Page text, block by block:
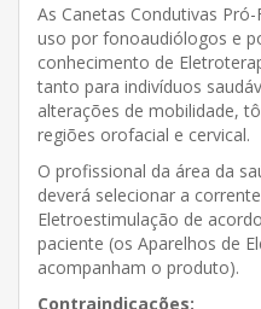
As Canetas Condutivas
uso por fonoaudiólogos e
conhecimento de
tanto para indivíduos
alterações de mobilidade,
regiões orofacial e cervical.
O profissional da área da
deverá selecionar a
Eletroestimulação de
paciente (os Aparelhos de
acompanham o produto).
Contraindicações: